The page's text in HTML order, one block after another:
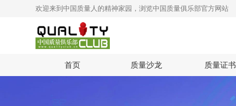
欢迎来到中国质量人的精神家园，浏览中国质量俱乐部官方网站
首页 质量沙龙 质量证书